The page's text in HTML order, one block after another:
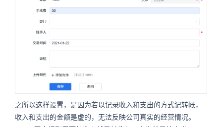
之所以这样设置，是因为若以记录收入和支出的方式记转帐，
收入和支出的金额是虚的，无法反映公司真实的经营情况。